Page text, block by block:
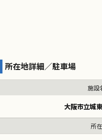
所在地詳細／駐車場
施設
大阪市立城
所